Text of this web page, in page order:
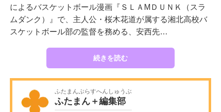
によるバスケットボール漫画『ＳＬＡMＤＵＮＫ（スラ
ムダンク）』で、主人公・桜木花道が属する湘北高校バ
スケットボール部の監督を務める、安西先…
続きを読む
ふたまんぷらすへんしゅうぶ
ふたまん＋編集部